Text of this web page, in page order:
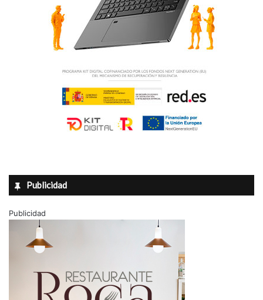
Publicidad
Publicidad